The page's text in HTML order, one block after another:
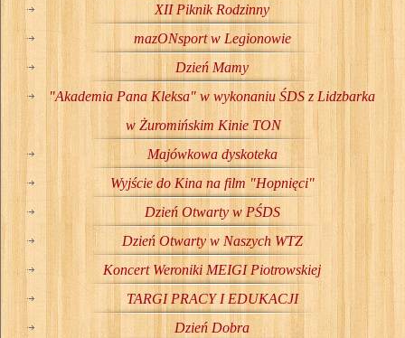
XII Piknik Rodzinny
mazONsport w Legionowie
Dzień Mamy
"Akademia Pana Kleksa" w wykonaniu ŚDS z Lidzbarka
w Żuromińskim Kinie TON
Majówkowa dyskoteka
Wyjście do Kina na film "Hopnięci"
Dzień Otwarty w PŚDS
Dzień Otwarty w Naszych WTZ
Koncert Weroniki MEIGI Piotrowskiej
TARGI PRACY I EDUKACJI
Dzień Dobra